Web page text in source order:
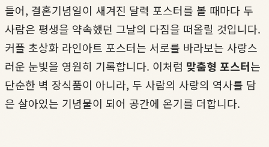
들어, 결혼기념일이 새겨진 달력 포스터를 볼 때마다 두
사람은 평생을 약속했던 그날의 다짐을 떠올릴 것입니다.
커플 초상화 라인아트 포스터는 서로를 바라보는 사랑스
러운 눈빛을 영원히 기록합니다. 이처럼 맞춤형 포스터는
단순한 벽 장식품이 아니라, 두 사람의 사랑의 역사를 담
은 살아있는 기념물이 되어 공간에 온기를 더합니다.